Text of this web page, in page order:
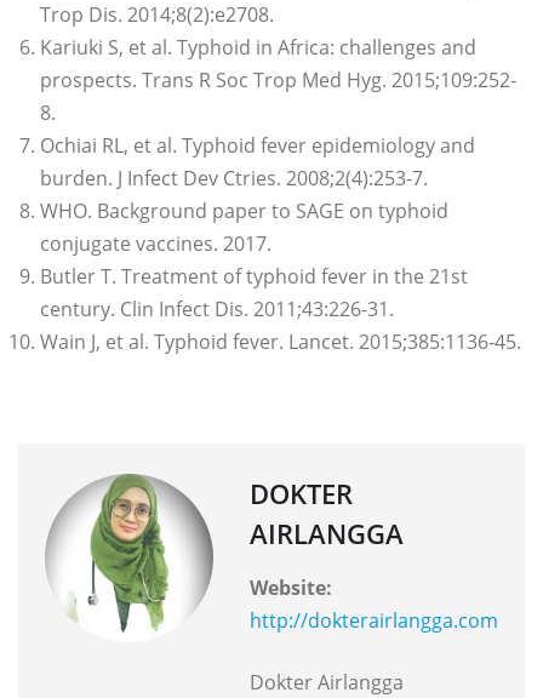
Trop Dis. 2014;8(2):e2708.
Kariuki S, et al. Typhoid in Africa: challenges and
prospects. Trans R Soc Trop Med Hyg. 2015;109:252-
8.
Ochiai RL, et al. Typhoid fever epidemiology and
burden. J Infect Dev Ctries. 2008;2(4):253-7.
WHO. Background paper to SAGE on typhoid
conjugate vaccines. 2017.
Butler T. Treatment of typhoid fever in the 21st
century. Clin Infect Dis. 2011;43:226-31.
Wain J, et al. Typhoid fever. Lancet. 2015;385:1136-45.
DOKTER
AIRLANGGA
Website:
http://dokterairlangga.com
Dokter Airlangga